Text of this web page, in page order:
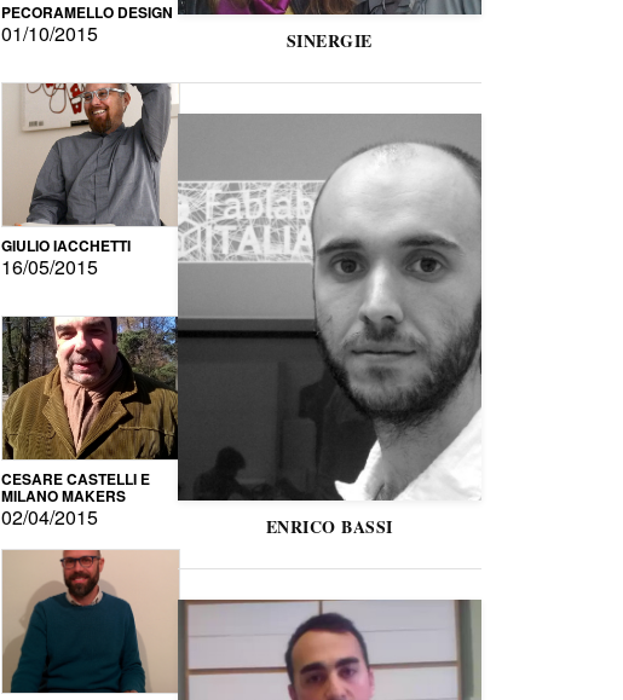
PECORAMELLO DESIGN
01/10/2015
GIULIO IACCHETTI
16/05/2015
CESARE CASTELLI E
MILANO MAKERS
02/04/2015
SINERGIE
ENRICO BASSI